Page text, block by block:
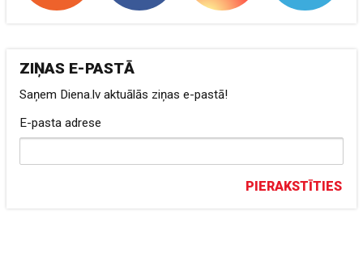
ZIŅAS E-PASTĀ
Saņem Diena.lv aktuālās ziņas e-pastā!
E-pasta adrese
PIERAKSTĪTIES